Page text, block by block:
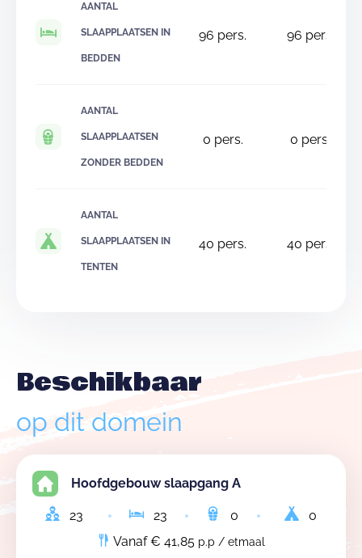
AANTAL
SLAAPPLAATSEN IN
BEDDEN
96 pers. 96 pers.
AANTAL
SLAAPPLAATSEN
ZONDER BEDDEN
0 pers. 0 pers.
AANTAL
SLAAPPLAATSEN IN
TENTEN
40 pers. 40 pers.
Beschikbaar
op dit domein
Hoofdgebouw slaapgang A
23 23 0
0
Vanaf € 41,85 p.p / etmaal